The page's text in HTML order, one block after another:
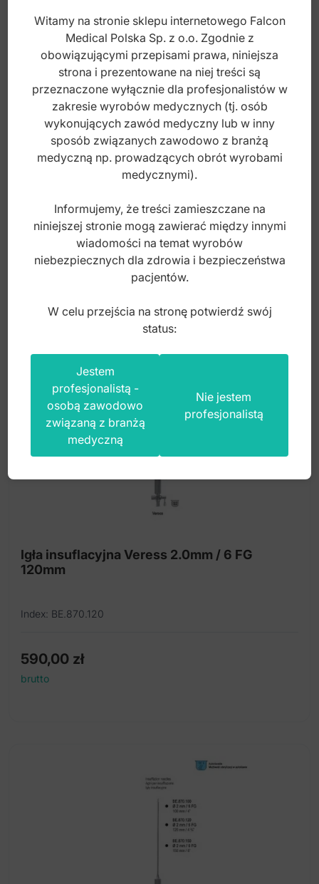
Igła insuflacyjna Veress 2.0mm / 6 FG
100mm
Index: BE.870.100
590,00zł
Igła insuflacyjna Veress 2.0mm / 6 FG
120mm
Index: BE.870.120
590,00 zł
brutto
Witamy na stronie sklepu internetowego Falcon
Medical Polska Sp. z o.o. Zgodnie z
obowiązującymi przepisami prawa, niniejsza
strona i prezentowane na niej treści są
przeznaczone wyłącznie dla profesjonalistów w
zakresie wyrobów medycznych (tj. osób
wykonujących zawód medyczny lub w inny
sposób związanych zawodowo z branżą
medyczną np. prowadzących obrót wyrobami
medycznymi).
Informujemy, że treści zamieszczane na
niniejszej stronie mogą zawierać między innymi
wiadomości na temat wyrobów
niebezpiecznych dla zdrowia i bezpieczeństwa
pacjentów.
W celu przejścia na stronę potwierdź swój
status:
Jestem
profesjonalistą -
osobą zawodowo
związaną z branżą
medyczną
Nie jestem
profesjonalistą